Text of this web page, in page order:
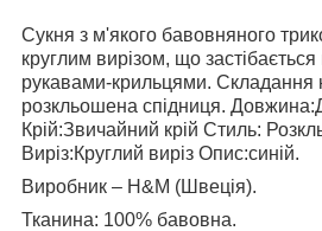
Сукня з м'якого бавовняного
круглим вирізом, що застібається
рукавами-крильцями. Складання
розкльошена спідниця.
Крій:Звичайний крій Стиль:
Виріз:Круглий виріз Опис:синій.
Виробник – H&M (Швеція).
Тканина: 100% бавовна.